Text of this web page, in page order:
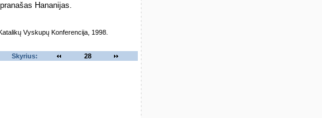
Hananijas.
Vyskupų Konferencija, 1998.
Skyrius: 28